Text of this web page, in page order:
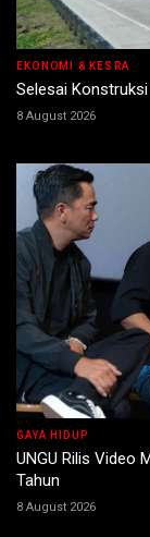
EKONOMI & KESRA
Selesai
8 August 2026
GAYA HIDUP
UNGU Rilis Video
Tahun
8 August 2026